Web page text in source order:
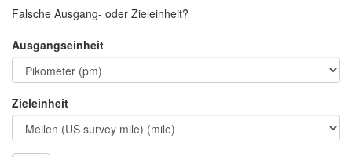
Falsche Ausgang- oder Zieleinheit?
Ausgangseinheit
Zieleinheit